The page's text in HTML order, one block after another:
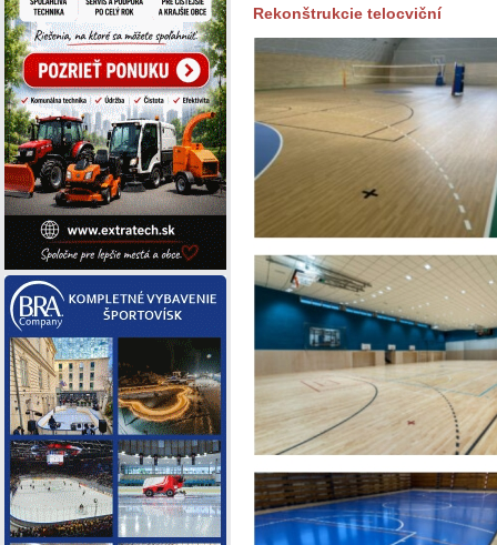
Rekonštrukcie telocviční